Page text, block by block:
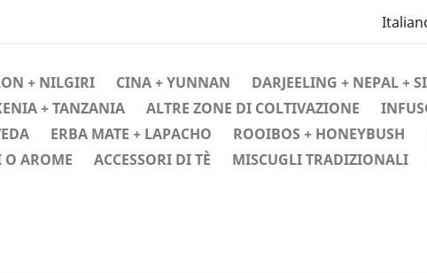
+ NILGIRI CINA + YUNNAN DARJEELING + NEPAL +
+ TANZANIA
ALTRE ZONE DI COLTIVAZIONE
ERBA MATE + LAPACHO ROOIBOS + HONEYBUSH
O AROME
ACCESSORI DI TÈ MISCUGLI TRADIZIONALI